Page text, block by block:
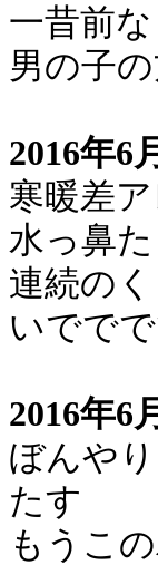
一昔前
男の子
2016年6
寒暖差
水っ鼻
連続の
いでで
2016年6
ぼんや
たす
もうこ